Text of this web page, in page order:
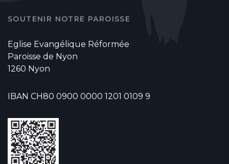
SOUTENIR NOTRE PAROISSE
Eglise Evangélique Réformée
Paroisse de Nyon
1260 Nyon
IBAN CH80 0900 0000 1201 0109 9